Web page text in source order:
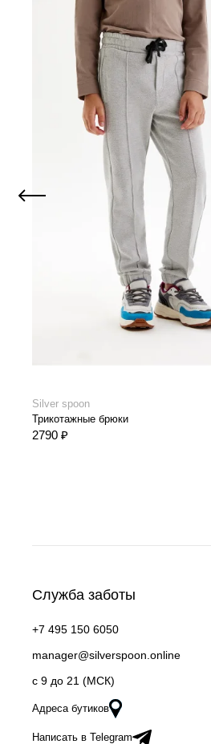
Silver spoon
Трикотажные брюки
2790 ₽
Служба заботы
+7 495 150 6050
manager@silverspoon.online
c 9 до 21 (МСК)
Адреса бутиков
Написать в Telegram